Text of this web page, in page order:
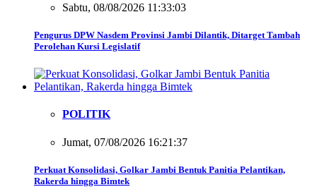
Sabtu, 08/08/2026 11:33:03
Pengurus DPW Nasdem Provinsi Jambi Dilantik, Ditarget Tambah
Perolehan Kursi Legislatif
POLITIK
Jumat, 07/08/2026 16:21:37
Perkuat Konsolidasi, Golkar Jambi Bentuk Panitia Pelantikan,
Rakerda hingga Bimtek